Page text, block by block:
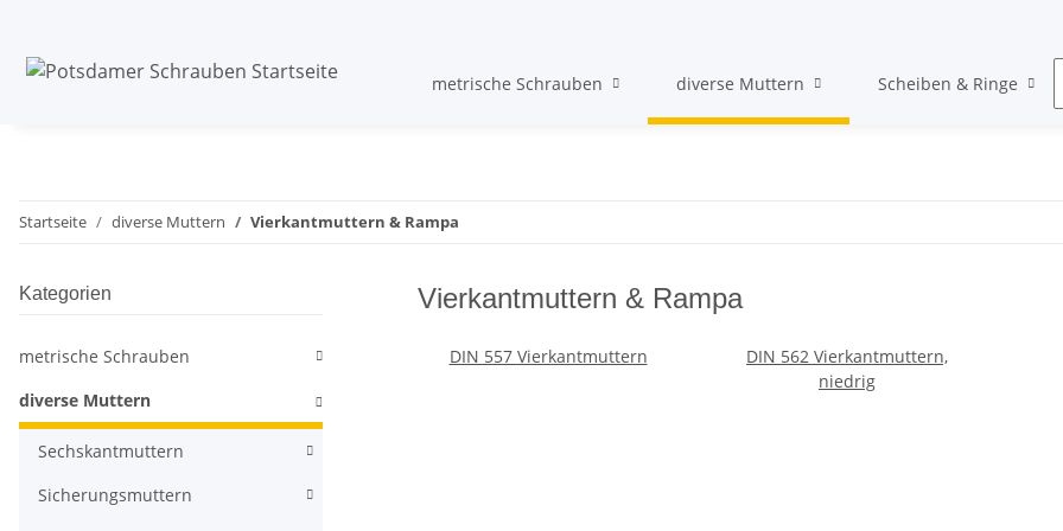
metrische Schrauben diverse Muttern Scheiben & Ringe
Startseite diverse Muttern Vierkantmuttern & Rampa
Vierkantmuttern & Rampa
DIN 557 Vierkantmuttern
DIN 562 Vierkantmuttern,
niedrig
Kategorien
metrische Schrauben
diverse Muttern
Sechskantmuttern
Sicherungsmuttern